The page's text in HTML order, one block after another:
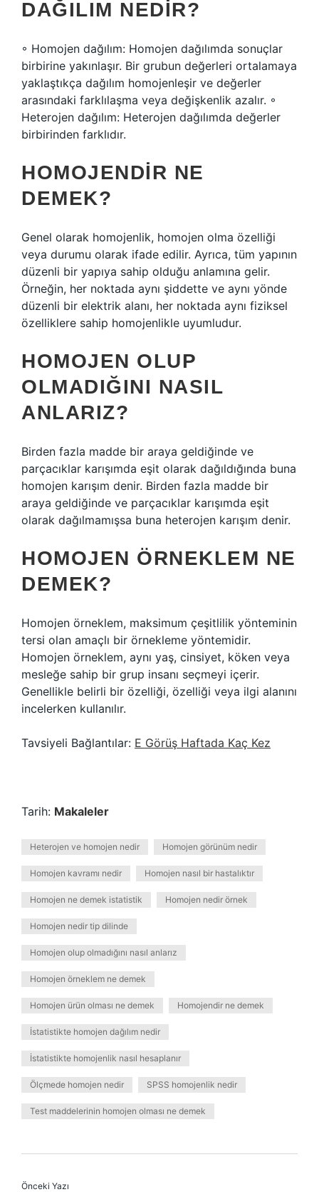
DAĞILIM NEDIR?
◦ Homojen dağılım: Homojen dağılımda sonuçlar
birbirine yakınlaşır. Bir grubun değerleri ortalamaya
yaklaştıkça dağılım homojenleşir ve değerler
arasındaki farklılaşma veya değişkenlik azalır. ◦
Heterojen dağılım: Heterojen dağılımda değerler
birbirinden farklıdır.
HOMOJENDIR NE
DEMEK?
Genel olarak homojenlik, homojen olma özelliği
veya durumu olarak ifade edilir. Ayrıca, tüm yapının
düzenli bir yapıya sahip olduğu anlamına gelir.
Örneğin, her noktada aynı şiddette ve aynı yönde
düzenli bir elektrik alanı, her noktada aynı fiziksel
özelliklere sahip homojenlikle uyumludur.
HOMOJEN OLUP
OLMADIĞINI NASIL
ANLARIZ?
Birden fazla madde bir araya geldiğinde ve
parçacıklar karışımda eşit olarak dağıldığında buna
homojen karışım denir. Birden fazla madde bir
araya geldiğinde ve parçacıklar karışımda eşit
olarak dağılmamışsa buna heterojen karışım denir.
HOMOJEN ÖRNEKLEM NE
DEMEK?
Homojen örneklem, maksimum çeşitlilik yönteminin
tersi olan amaçlı bir örnekleme yöntemidir.
Homojen örneklem, aynı yaş, cinsiyet, köken veya
mesleğe sahip bir grup insanı seçmeyi içerir.
Genellikle belirli bir özelliği, özelliği veya ilgi alanını
incelerken kullanılır.
Tavsiyeli Bağlantılar: E Görüş Haftada Kaç Kez
Tarih: Makaleler
Heterojen ve homojen nedir Homojen görünüm nedir
Homojen kavramı nedir Homojen nasıl bir hastalıktır
Homojen ne demek istatistik Homojen nedir örnek
Homojen nedir tip dilinde
Homojen olup olmadığını nasıl anlarız
Homojen örneklem ne demek
Homojen ürün olması ne demek Homojendir ne demek
İstatistikte homojen dağılım nedir
İstatistikte homojenlik nasıl hesaplanır
Ölçmede homojen nedir SPSS homojenlik nedir
Test maddelerinin homojen olması ne demek
Önceki Yazı